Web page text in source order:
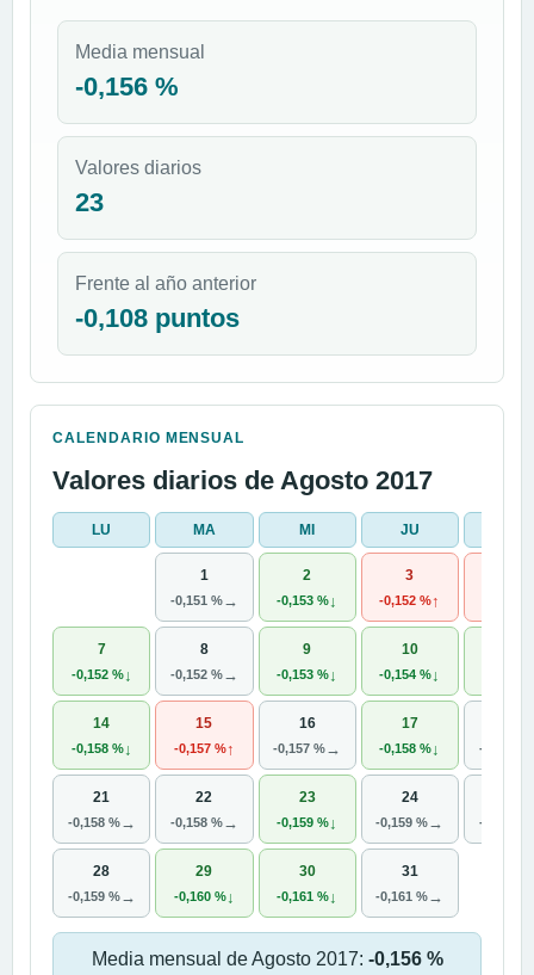
Media mensual
-0,156 %
Valores diarios
23
Frente al año anterior
-0,108 puntos
CALENDARIO MENSUAL
Valores diarios de Agosto 2017
LU MA MI JU
1
-0,151 %→
2
-0,153 % ↓
3
-0,152 %↑
7
-0,152 %↓
8
-0,152 %→
9
-0,153 % ↓
10
-0,154 % ↓
14
-0,158 %↓
15
-0,157 %↑
16
-0,157 %→
17
-0,158 % ↓ -0,158 %
21
-0,158 %→
22
-0,158 %→
23
-0,159 % ↓
24
-0,159 %→ -0,159 %
28
-0,159 %→
29
-0,160 %↓
30
-0,161 % ↓
31
-0,161 %→
Media mensual de Agosto 2017: -0,156 %